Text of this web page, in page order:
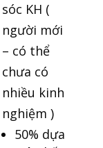
sóc KH (
người mới
– có thể
chưa có
nhiều kinh
nghiệm )
50% dựa